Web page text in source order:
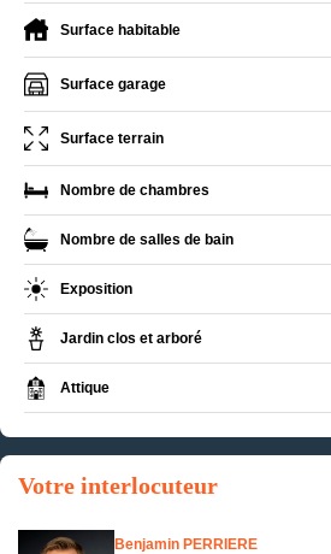
Surface habitable
Surface garage
Surface terrain
Nombre de chambres
Nombre de salles de bain
Exposition
Jardin clos et arboré
Attique
Votre interlocuteur
Benjamin PERRIERE